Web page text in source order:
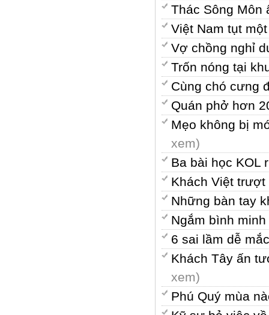
Thác Sông
Việt Nam tụt
Vợ chồng nghỉ
Trốn nóng tại
Cùng chó cưng
Quán phở hơn
Mẹo không bị
xem)
Ba bài học KOL
Khách Việt
Những bàn tay
Ngắm bình
6 sai lầm dễ
Khách Tây ấn
xem)
Phú Quý mùa